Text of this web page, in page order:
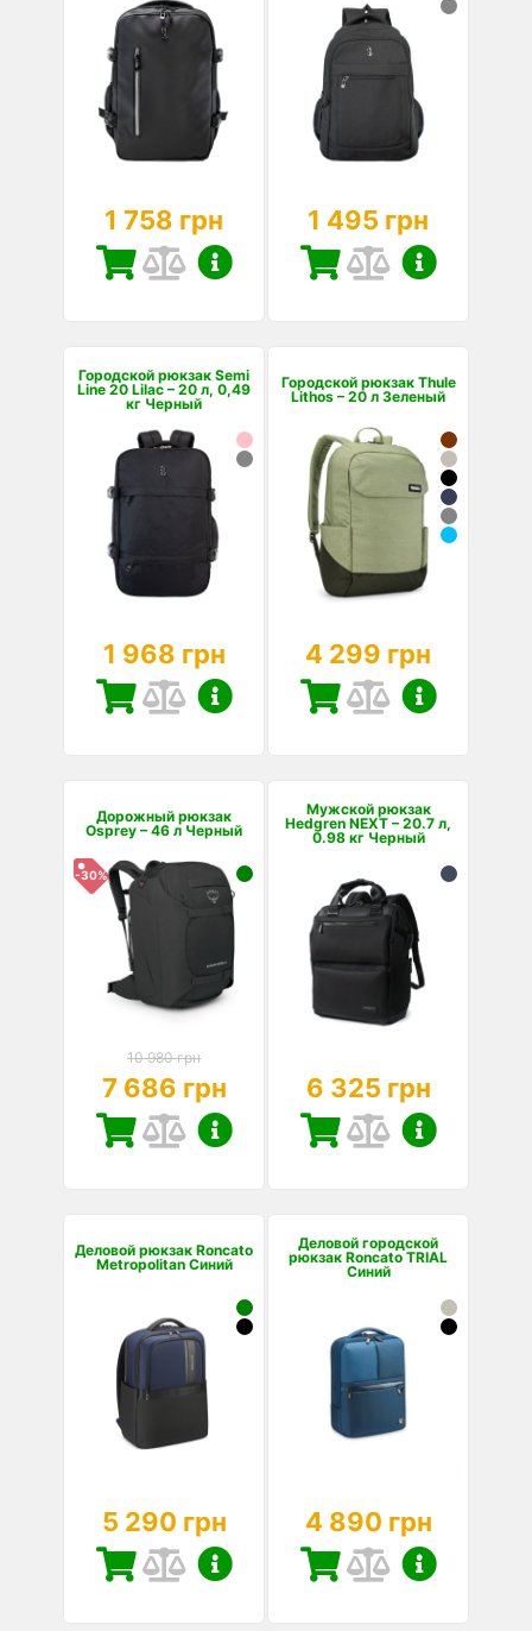
1 758 грн 1 495 грн
Городской рюкзак Semi
Line 20 Lilac – 20 л, 0,49
кг Черный
1 968 грн
Городской рюкзак Thule
Lithos – 20 л Зеленый
4 299 грн
Дорожный рюкзак
Osprey – 46 л Черный
-30%
10 980 грн
7 686 грн
Мужской рюкзак
Hedgren NEXT – 20.7 л,
0.98 кг Черный
6 325 грн
Деловой рюкзак Roncato
Metropolitan Синий
5 290 грн
Деловой городской
рюкзак Roncato TRIAL
Синий
4 890 грн